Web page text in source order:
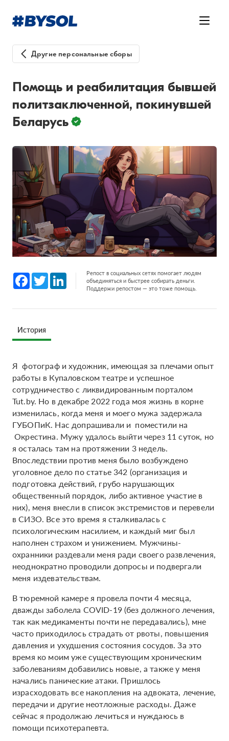
Другие персональные сборы
Помощь и реабилитация бывшей
политзаключенной, покинувшей
Беларусь
Facebook
Twitter LinkedInРепост в социальных сетях помогает людям
объединяться и быстрее собирать деньги.
Поддержи репостом — это тоже помощь.
История
Я фотограф и художник, имеющая за плечами опыт
работы в Купаловском театре и успешное
сотрудничество с ликвидированным порталом
Tut.by. Но в декабре 2022 года моя жизнь в корне
изменилась, когда меня и моего мужа задержала
ГУБОПиК. Нас допрашивали и поместили на
Окрестина. Мужу удалось выйти через 11 суток, но
я осталась там на протяжении 3 недель.
Впоследствии против меня было возбуждено
уголовное дело по статье 342 (организация и
подготовка действий, грубо нарушающих
общественный порядок, либо активное участие в
них), меня внесли в список экстремистов и перевели
в СИЗО. Все это время я сталкивалась с
психологическим насилием, и каждый миг был
наполнен страхом и унижением. Мужчины-
охранники раздевали меня ради своего развлечения,
неоднократно проводили допросы и подвергали
меня издевательствам.
В тюремной камере я провела почти 4 месяца,
дважды заболела COVID-19 (без должного лечения,
так как медикаменты почти не передавались), мне
часто приходилось страдать от рвоты, повышения
давления и ухудшения состояния сосудов. За это
время ко моим уже существующим хроническим
заболеваниям добавились новые, а также у меня
начались панические атаки. Пришлось
израсходовать все накопления на адвоката, лечение,
передачи и другие неотложные расходы. Даже
сейчас я продолжаю лечиться и нуждаюсь в
помощи психотерапевта.